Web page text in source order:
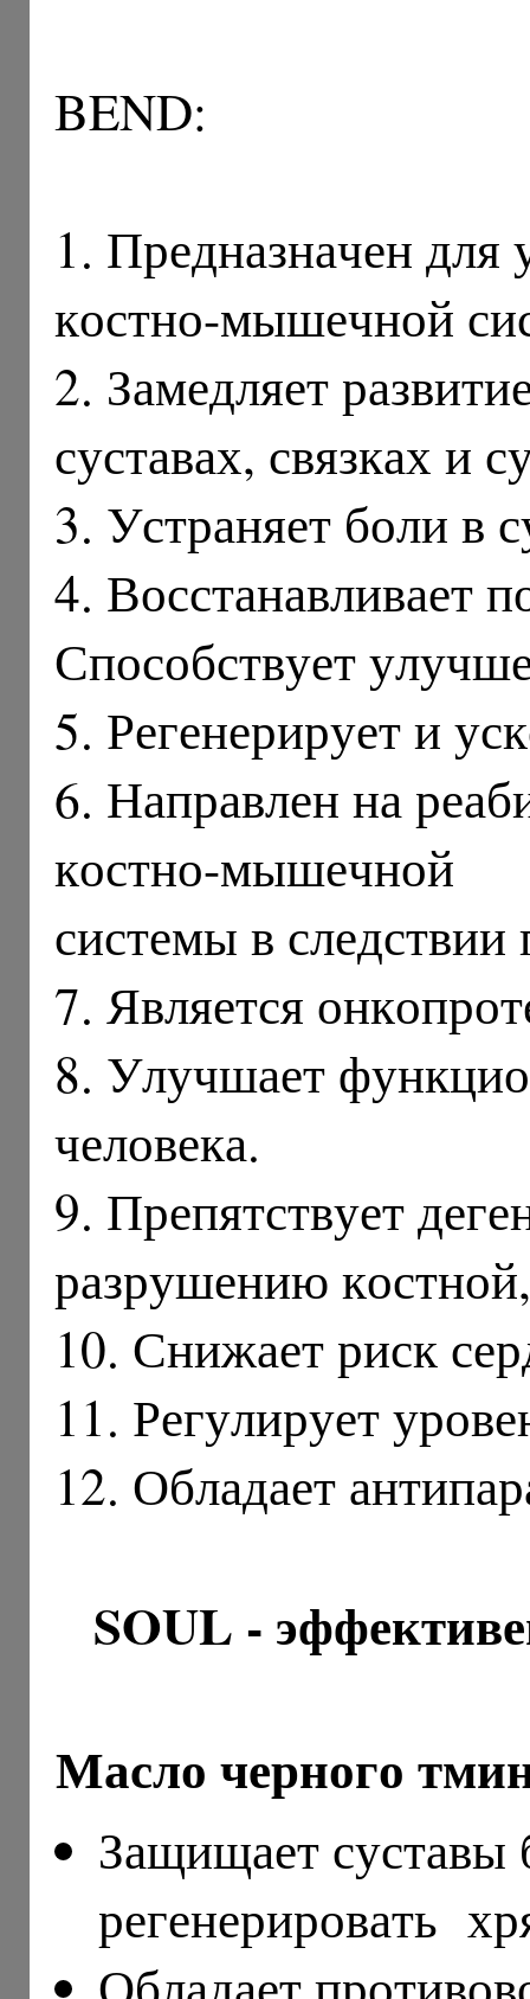
BEND:
1. Предназначен для
костно-мышечной
2. Замедляет
суставах, связках и
3. Устраняет боли в
4. Восстанавливает
Способствует
5. Регенерирует и
6. Направлен на
костно-мышечной
системы в
7. Является
8. Улучшает
человека.
9. Препятствует
разрушению
10. Снижает риск
11. Регулирует
12. Обладает
SOUL -
Масло черного
Защищает суставы
регенерировать